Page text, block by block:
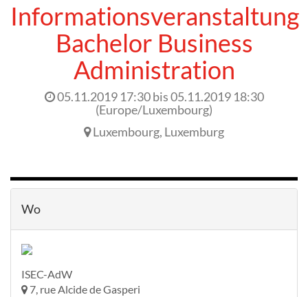
Informationsveranstaltung
Bachelor Business
Administration
05.11.2019 17:30bis05.11.2019 18:30
(Europe/Luxembourg)
Luxembourg, Luxemburg
Wo
ISEC-AdW
7, rue Alcide de Gasperi